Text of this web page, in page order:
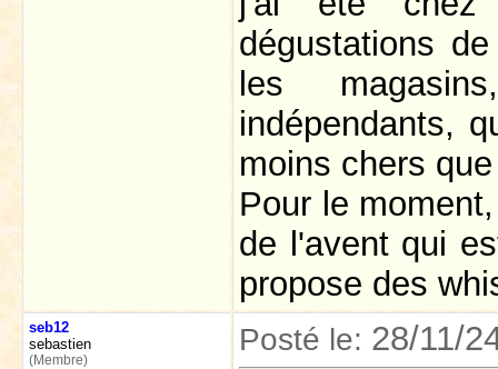
dégustations
les
indépendants,
moins chers
Pour le
de l'avent qui
propose des
seb12
sebastien
(Membre)
Posté le: 28/11/